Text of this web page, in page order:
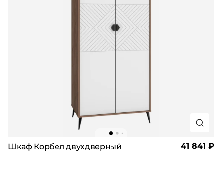
Шкаф Корбел двухдверный 41 841 ₽